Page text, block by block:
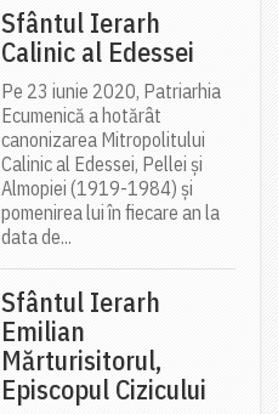
Sfântul Ierarh
Calinic al Edessei
Pe 23 iunie 2020, Patriarhia
Ecumenică a hotărât
canonizarea Mitropolitului
Calinic al Edessei, Pellei și
Almopiei (1919-1984) și
pomenirea lui în fiecare an la
data de...
Sfântul Ierarh
Emilian
Mărturisitorul,
Episcopul Cizicului